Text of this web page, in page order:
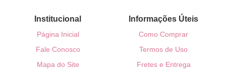
Institucional
Página Inicial
Fale Conosco
Mapa do Site
Informações Úteis
Como Comprar
Termos de Uso
Fretes e Entrega